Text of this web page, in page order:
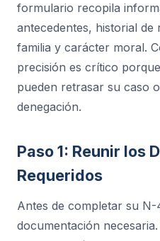
formulario recopila
antecedentes, historial de
familia y carácter moral.
precisión es crítico
pueden retrasar su caso
denegación.
Paso 1: Reunir los
Requeridos
Antes de completar su
documentación